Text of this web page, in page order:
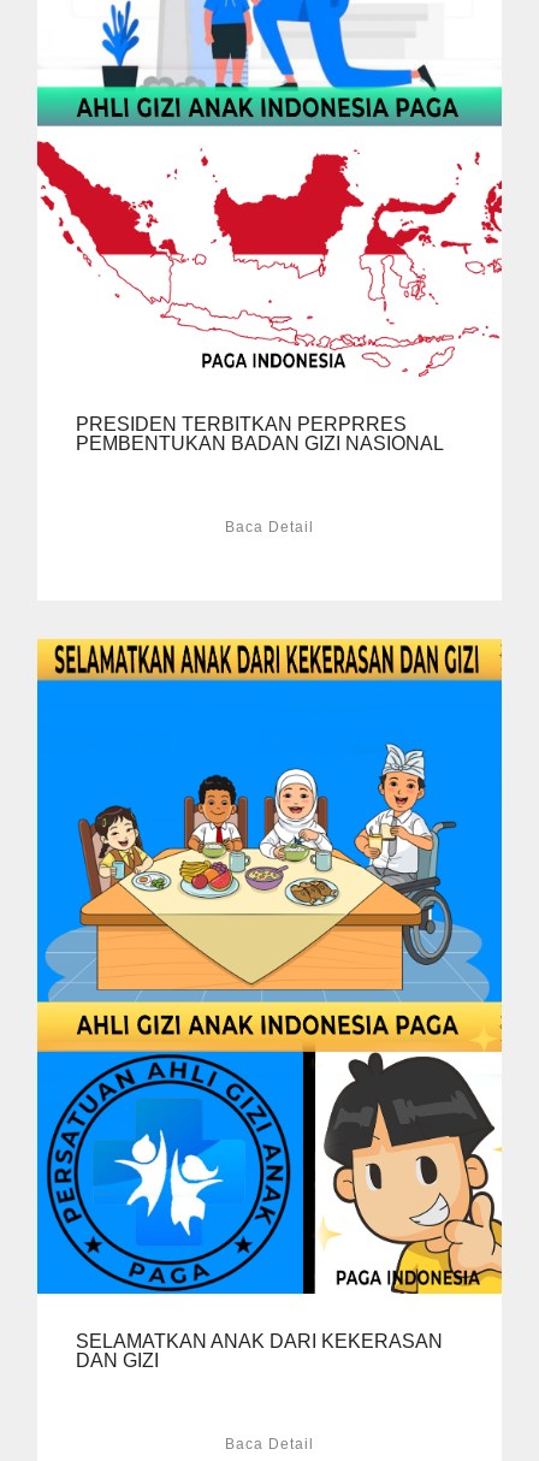
PRESIDEN TERBITKAN PERPRRES
PEMBENTUKAN BADAN GIZI NASIONAL
Baca Detail
SELAMATKAN ANAK DARI KEKERASAN
DAN GIZI
Baca Detail